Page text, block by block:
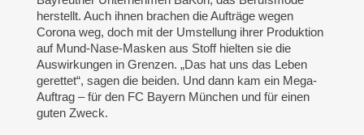
herstellt. Auch ihnen brachen die Aufträge wegen
Corona weg, doch mit der Umstellung ihrer Produktion
auf Mund-Nase-Masken aus Stoff hielten sie die
Auswirkungen in Grenzen. „Das hat uns das Leben
gerettet“, sagen die beiden. Und dann kam ein Mega-
Auftrag – für den FC Bayern München und für einen
guten Zweck.